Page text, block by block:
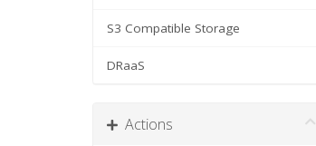
S3 Compatible Storage
DRaaS
Actions